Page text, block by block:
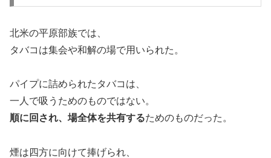
北米の平原部族では、
タバコは集会や和解の場で用いられた。
パイプに詰められたタバコは、
一人で吸うためのものではない。
順に回され、場全体を共有するためのものだった。
煙は四方に向けて捧げられ、